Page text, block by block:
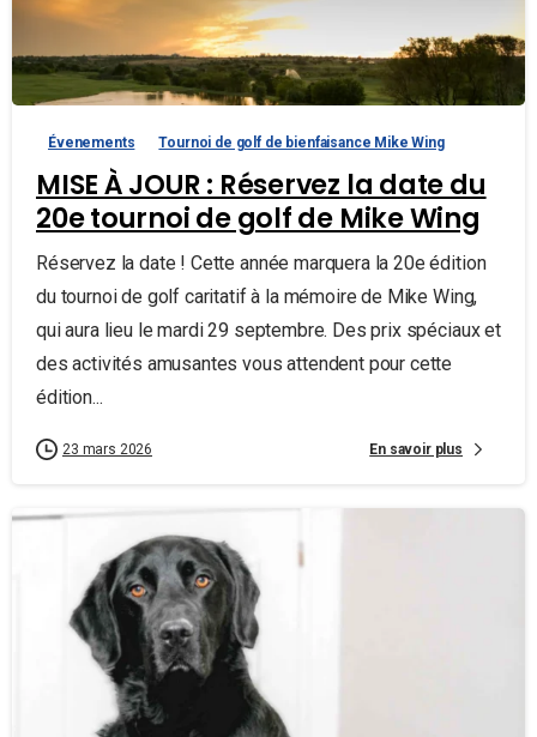
Évenements Tournoi de golf de bienfaisance Mike Wing
MISE À JOUR : Réservez la date du
20e tournoi de golf de Mike Wing
Réservez la date ! Cette année marquera la 20e édition
du tournoi de golf caritatif à la mémoire de Mike Wing,
qui aura lieu le mardi 29 septembre. Des prix spéciaux et
des activités amusantes vous attendent pour cette
édition...
23 mars 2026 En savoir plus